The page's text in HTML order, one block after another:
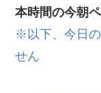
本時間の今朝
※以下、今日
せん